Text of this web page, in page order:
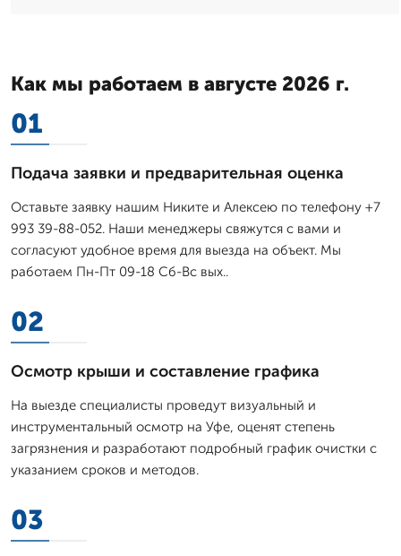
Как мы работаем в августе 2026 г.
01
Подача заявки и предварительная оценка
Оставьте заявку нашим Никите и Алексею по телефону +7
993 39-88-052. Наши менеджеры свяжутся с вами и
согласуют удобное время для выезда на объект. Мы
работаем Пн-Пт 09-18 Сб-Вс вых..
02
Осмотр крыши и составление графика
На выезде специалисты проведут визуальный и
инструментальный осмотр на Уфе, оценят степень
загрязнения и разработают подробный график очистки с
указанием сроков и методов.
03